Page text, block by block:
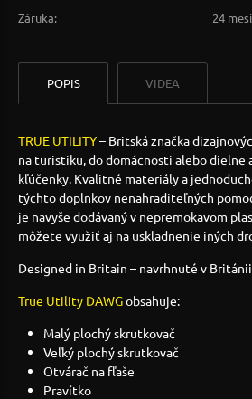
Záruka:
24
POPIS VIDEA
TRUE UTILITY– Britská značka
na turistiku, do domácnosti alebo dielne
kľúčenky. Kvalitné materiály a
týchto doplnkov nenahraditeľných
je navyše dodávaný v nepremokavom
môžete využiť aj na uskladnenie iných
Designed in Britain – navrhnuté v Británii
True Utility DAWGobsahuje:
Malý plochý skrutkovač
Veľký plochý skrutkovač
Otvárač na fľaše
Pravítko